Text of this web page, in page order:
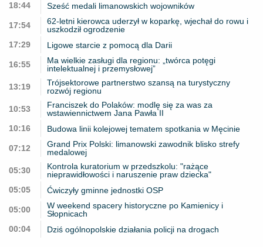
18:44
Sześć medali limanowskich wojowników
17:54
62-letni kierowca uderzył w koparkę, wjechał do rowu i
uszkodził ogrodzenie
17:29
Ligowe starcie z pomocą dla Darii
16:55
Ma wielkie zasługi dla regionu: „twórca potęgi
intelektualnej i przemysłowej”
13:19
Trójsektorowe partnerstwo szansą na turystyczny
rozwój regionu
10:53
Franciszek do Polaków: modlę się za was za
wstawiennictwem Jana Pawła II
10:16
Budowa linii kolejowej tematem spotkania w Męcinie
07:12
Grand Prix Polski: limanowski zawodnik blisko strefy
medalowej
05:30
Kontrola kuratorium w przedszkolu: "rażące
nieprawidłowości i naruszenie praw dziecka"
05:05
Ćwiczyły gminne jednostki OSP
05:00
W weekend spacery historyczne po Kamienicy i
Słopnicach
00:04
Dziś ogólnopolskie działania policji na drogach